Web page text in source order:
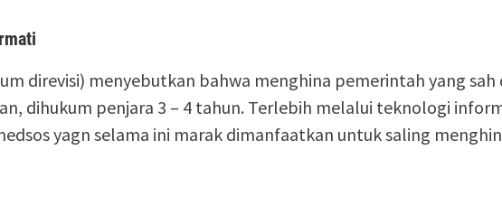
direvisi) menyebutkan bahwa menghina pemerintah yang sah
dihukum penjara 3 – 4 tahun. Terlebih melalui teknologi
yagn selama ini marak dimanfaatkan untuk saling